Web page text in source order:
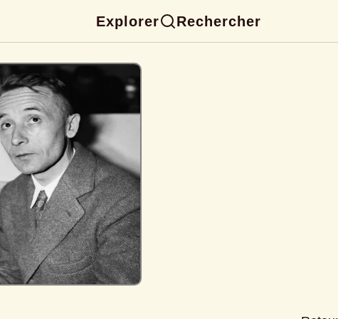
Explorer Rechercher